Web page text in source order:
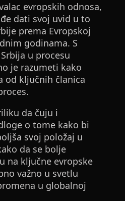
evropskih odnosa,
dati svoj uvid u to
prema Evropskoj
godinama. S
u procesu
je razumeti kako
od ključnih članica
da čuju i
o tome kako bi
svoj položaj u
da se bolje
na ključne evropske
važno u svetlu
u globalnoj